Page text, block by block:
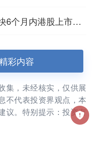
6个月内港股上市；
彩内容
集，未经核实，仅供展
不代表投资界观点，本
议。特别提示：投资有